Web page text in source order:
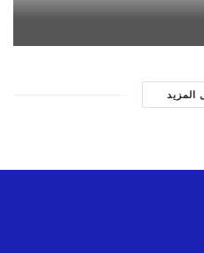
المزيد